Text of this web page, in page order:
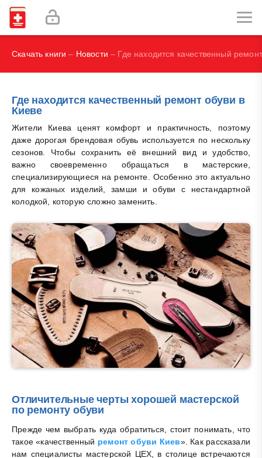
И.В., Брегель Л.В., Субботин В.М.
Фокин В. А.
Скачать книги – Новости – Где находится качественный
Где находится качественный ремонт обуви в
Киеве
Жители Киева ценят комфорт и практичность, поэтому
даже дорогая брендовая обувь используется по нескольку
сезонов. Чтобы сохранить её внешний вид и удобство,
важно своевременно обращаться в мастерские,
специализирующиеся на ремонте. Особенно это актуально
для кожаных изделий, замши и обуви с нестандартной
колодкой, которую сложно заменить.
Отличительные черты хорошей мастерской
по ремонту обуви
Прежде чем выбрать куда обратиться, стоит понимать, что
такое «качественный ремонт обуви Киев». Как рассказали
нам специалисты мастерской ЦЕХ, в столице встречаются